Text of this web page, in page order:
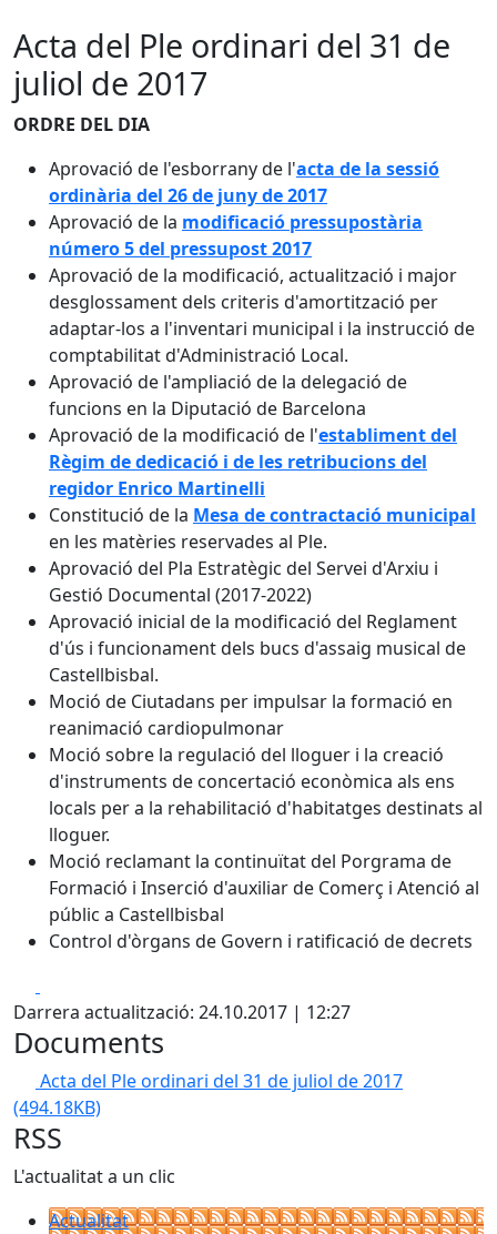
Acta del Ple ordinari del 31 de
juliol de 2017
ORDRE DEL DIA
Aprovació de l'esborrany de l'acta de la sessió
ordinària del 26 de juny de 2017
Aprovació de la modificació pressupostària
número 5 del pressupost 2017
Aprovació de la modificació, actualització i major
desglossament dels criteris d'amortització per
adaptar-los a l'inventari municipal i la instrucció de
comptabilitat d'Administració Local.
Aprovació de l'ampliació de la delegació de
funcions en la Diputació de Barcelona
Aprovació de la modificació de l'establiment del
Règim de dedicació i de les retribucions del
regidor Enrico Martinelli
Constitució de la Mesa de contractació municipal
en les matèries reservades al Ple.
Aprovació del Pla Estratègic del Servei d'Arxiu i
Gestió Documental (2017-2022)
Aprovació inicial de la modificació del Reglament
d'ús i funcionament dels bucs d'assaig musical de
Castellbisbal.
Moció de Ciutadans per impulsar la formació en
reanimació cardiopulmonar
Moció sobre la regulació del lloguer i la creació
d'instruments de concertació econòmica als ens
locals per a la rehabilitació d'habitatges destinats al
lloguer.
Moció reclamant la continuïtat del Porgrama de
Formació i Inserció d'auxiliar de Comerç i Atenció al
públic a Castellbisbal
Control d'òrgans de Govern i ratificació de decrets
Darrera actualització: 24.10.2017 | 12:27
Documents
Acta del Ple ordinari del 31 de juliol de 2017
(494.18KB)
RSS
L'actualitat a un clic
Actualitat